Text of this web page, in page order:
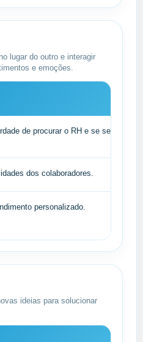
lugar do outro e interagir
e emoções.
de procurar o RH e se sentem
dos colaboradores.
personalizado.
ideias para solucionar